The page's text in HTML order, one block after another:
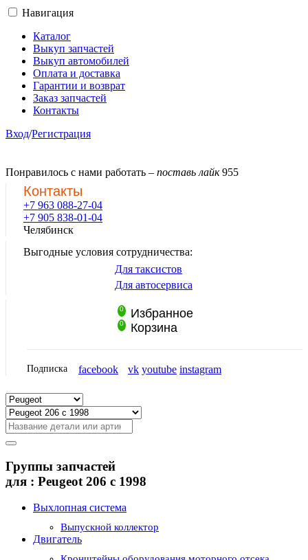
Навигация
Каталог
Выкуп запчастей
Выкуп автомобилей
Оплата и доставка
Гарантии и возврат
Заказ запчастей
Контакты
Вход/Регистрация
Понравилось с нами работать – поставь лайк 955
Контакты
+7 963 088-27-04
+7 905 838-01-04
Челябинск
Выгодные условия сотрудничества:
Для таксистов
Для автосервиса
0 Избранное
0 Корзина
Подписка facebook vk youtube instagram
Группы запчастей
для : Peugeot 206 с 1998
Выхлопная система
Выпускной коллектор
Двигатель